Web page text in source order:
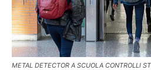
METAL DETECTOR A SCUOLA CONTROLLI